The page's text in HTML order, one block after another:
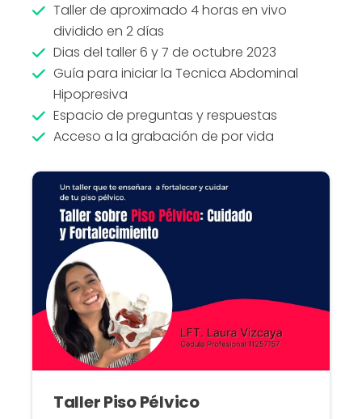
Taller de aproximado 4 horas en vivo
dividido en 2 días
Dias del taller 6 y 7 de octubre 2023
Guía para iniciar la Tecnica Abdominal
Hipopresiva
Espacio de preguntas y respuestas
Acceso a la grabación de por vida
Taller Piso Pélvico